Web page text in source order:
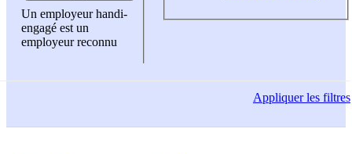
Un employeur handi-
engagé est un
employeur reconnu
Appliquerles filtres